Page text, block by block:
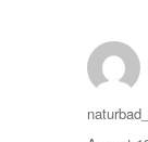
Autor